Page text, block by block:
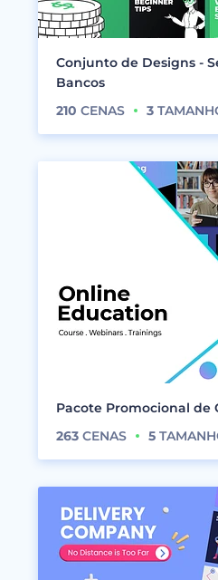
Conjunto de Designs -
Bancos
210 CENAS 3
Pacote Promocional de
263 CENAS 5